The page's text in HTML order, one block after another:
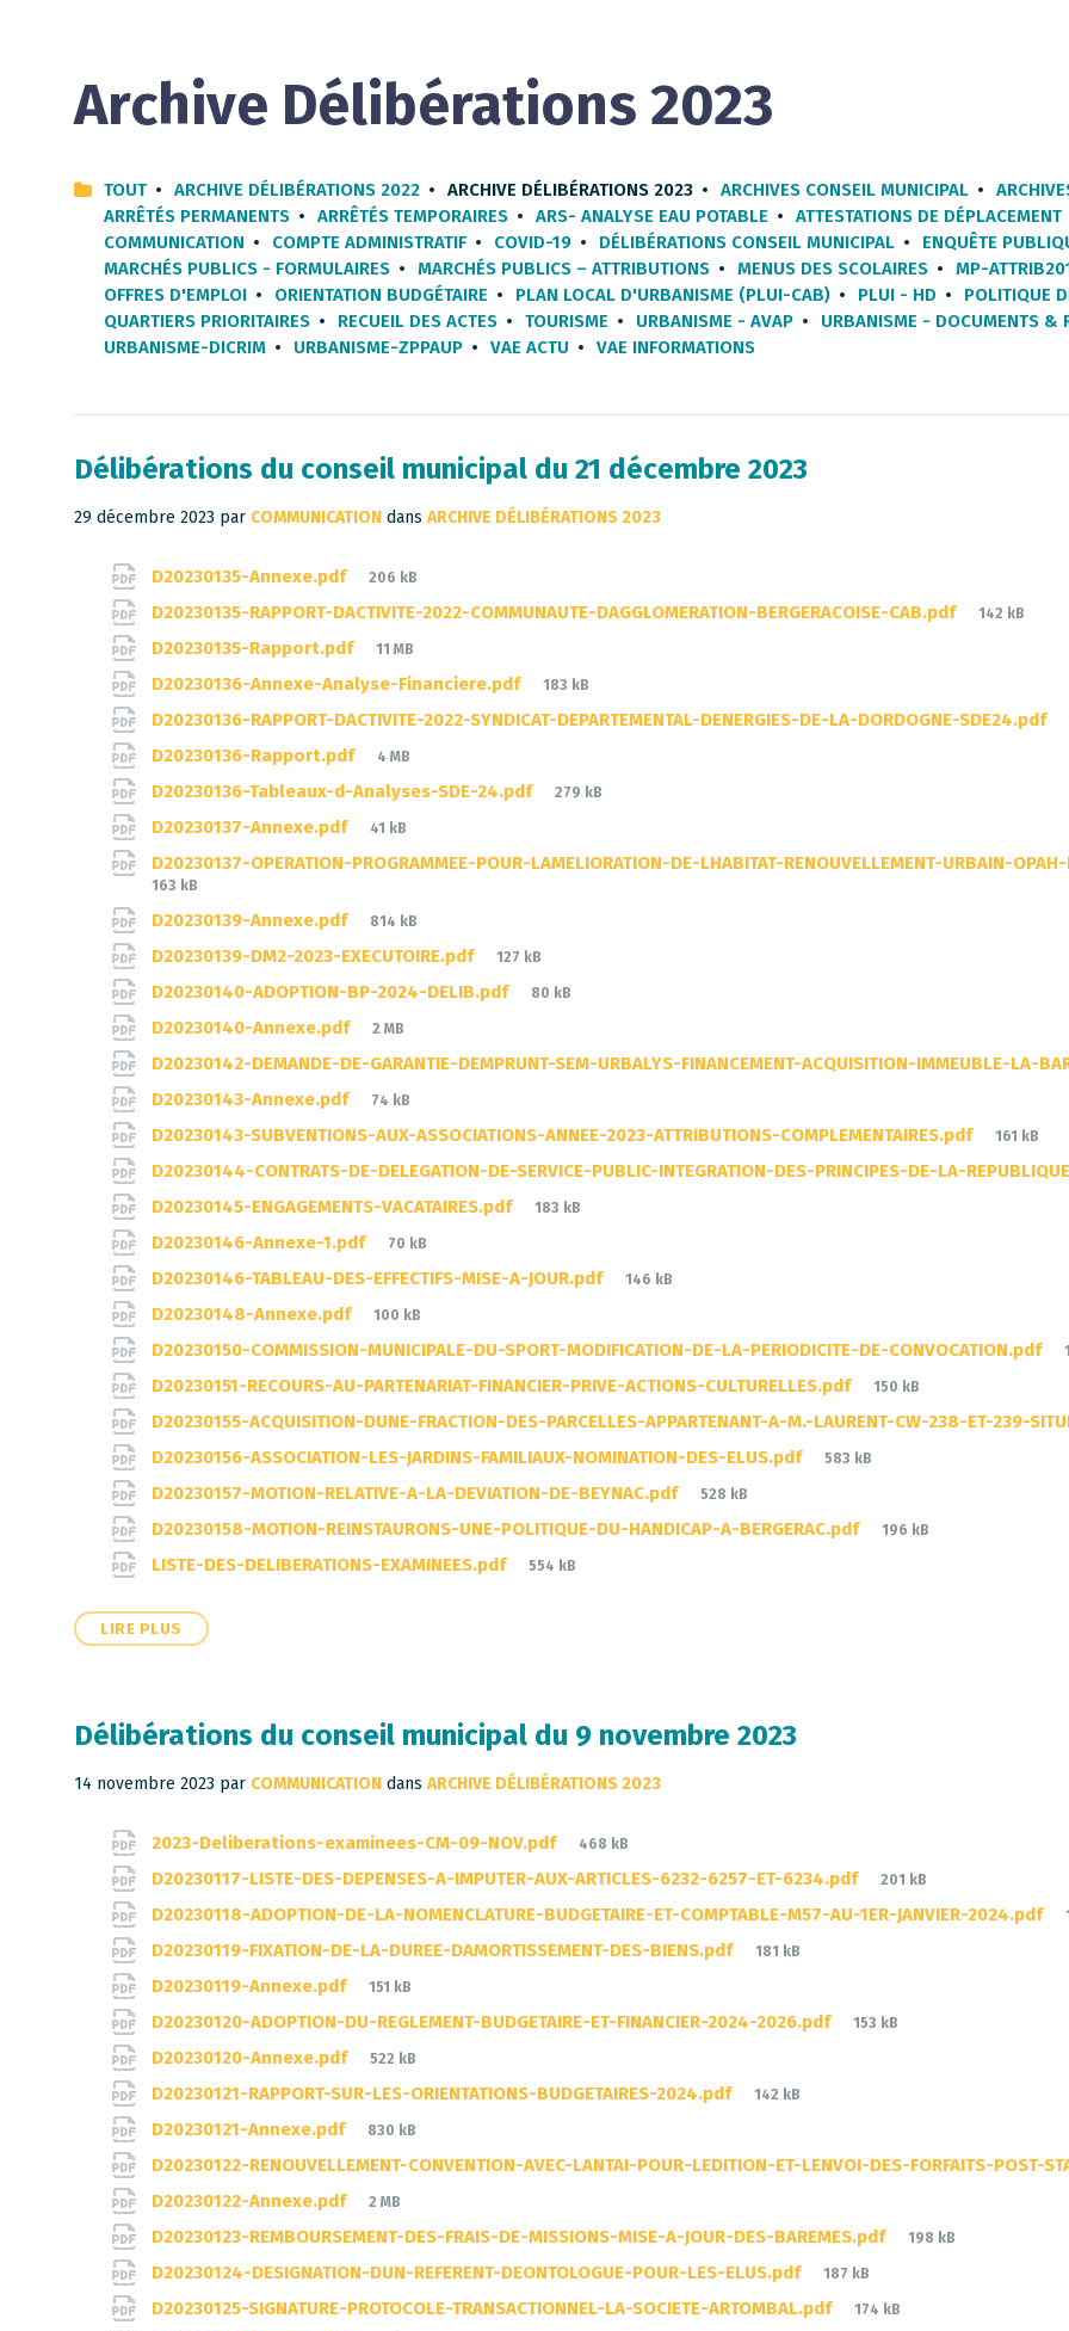
Archive Délibérations 2023
TOUT ARCHIVE DÉLIBÉRATIONS 2022 ARCHIVE DÉLIBÉRATIONS 2023 ARCHIVES CONSEIL MUNICIPAL
ARRÊTÉS PERMANENTS
ARRÊTÉS TEMPORAIRES ARS- ANALYSE EAU POTABLE ATTESTATIONS DE DÉPLACEMENT
COMMUNICATION
COMPTE ADMINISTRATIF COVID-19 DÉLIBÉRATIONS CONSEIL MUNICIPAL ENQUÊTE
MARCHÉS PUBLICS - FORMULAIRES
MARCHÉS PUBLICS – ATTRIBUTIONS MENUS DES SCOLAIRES MP-
OFFRES D'EMPLOI
ORIENTATION BUDGÉTAIRE PLAN LOCAL D'URBANISME (PLUI-CAB) PLUI - HD POLITIQUE
QUARTIERS PRIORITAIRES
RECUEIL DES ACTES TOURISME URBANISME - AVAP URBANISME - DOCUMENTS &
URBANISME-DICRIM
URBANISME-ZPPAUP VAE ACTU VAE INFORMATIONS
Délibérations du conseil municipal du 21 décembre 2023
29 décembre 2023 par COMMUNICATION dans ARCHIVE DÉLIBÉRATIONS 2023
DocumentsD20230135-Annexe.pdf
File
206 kB
D20230135-RAPPORT-DACTIVITE-2022-COMMUNAUTE-DAGGLOMERATION-BERGERACOISE-CAB.pdf
File
142 kB
D20230135-Rapport.pdf
File
11 MB
D20230136-Annexe-Analyse-Financiere.pdf
File
183 kB
D20230136-RAPPORT-DACTIVITE-2022-SYNDICAT-DEPARTEMENTAL-DENERGIES-DE-LA-DORDOGNE-SDE24.pdf
D20230136-Rapport.pdf
File
4 MB
D20230136-Tableaux-d-Analyses-SDE-24.pdf
File
279 kB
D20230137-Annexe.pdf
File
41 kB
D20230137-OPERATION-PROGRAMMEE-POUR-LAMELIORATION-DE-LHABITAT-RENOUVELLEMENT-URBAIN-
163 kB
D20230139-Annexe.pdf
File
814 kB
D20230139-DM2-2023-EXECUTOIRE.pdf
File
127 kB
D20230140-ADOPTION-BP-2024-DELIB.pdf
File
80 kB
D20230140-Annexe.pdf
File
2 MB
D20230142-DEMANDE-DE-GARANTIE-DEMPRUNT-SEM-URBALYS-FINANCEMENT-ACQUISITION-IMMEUBLE-LA-
D20230143-Annexe.pdf
File
74 kB
D20230143-SUBVENTIONS-AUX-ASSOCIATIONS-ANNEE-2023-ATTRIBUTIONS-COMPLEMENTAIRES.pdf
File
161 kB
D20230144-CONTRATS-DE-DELEGATION-DE-SERVICE-PUBLIC-INTEGRATION-DES-PRINCIPES-DE-LA-
D20230145-ENGAGEMENTS-VACATAIRES.pdf
File
183 kB
D20230146-Annexe-1.pdf
File
70 kB
D20230146-TABLEAU-DES-EFFECTIFS-MISE-A-JOUR.pdf
File
146 kB
D20230148-Annexe.pdf
File
100 kB
D20230150-COMMISSION-MUNICIPALE-DU-SPORT-MODIFICATION-DE-LA-PERIODICITE-DE-CONVOCATION.pdf
D20230151-RECOURS-AU-PARTENARIAT-FINANCIER-PRIVE-ACTIONS-CULTURELLES.pdf
File
150 kB
D20230155-ACQUISITION-DUNE-FRACTION-DES-PARCELLES-APPARTENANT-A-M.-LAURENT-CW-238-ET-239-
D20230156-ASSOCIATION-LES-JARDINS-FAMILIAUX-NOMINATION-DES-ELUS.pdf
File
583 kB
D20230157-MOTION-RELATIVE-A-LA-DEVIATION-DE-BEYNAC.pdf
File
528 kB
D20230158-MOTION-REINSTAURONS-UNE-POLITIQUE-DU-HANDICAP-A-BERGERAC.pdf
File
196 kB
LISTE-DES-DELIBERATIONS-EXAMINEES.pdf
File
554 kB
LIRE PLUS
Délibérations du conseil municipal du 9 novembre 2023
14 novembre 2023 par COMMUNICATION dans ARCHIVE DÉLIBÉRATIONS 2023
Documents2023-Deliberations-examinees-CM-09-NOV.pdf
File
468 kB
D20230117-LISTE-DES-DEPENSES-A-IMPUTER-AUX-ARTICLES-6232-6257-ET-6234.pdf
File
201 kB
D20230118-ADOPTION-DE-LA-NOMENCLATURE-BUDGETAIRE-ET-COMPTABLE-M57-AU-1ER-JANVIER-2024.pdf
D20230119-FIXATION-DE-LA-DUREE-DAMORTISSEMENT-DES-BIENS.pdf
File
181 kB
D20230119-Annexe.pdf
File
151 kB
D20230120-ADOPTION-DU-REGLEMENT-BUDGETAIRE-ET-FINANCIER-2024-2026.pdf
File
153 kB
D20230120-Annexe.pdf
File
522 kB
D20230121-RAPPORT-SUR-LES-ORIENTATIONS-BUDGETAIRES-2024.pdf
File
142 kB
D20230121-Annexe.pdf
File
830 kB
D20230122-RENOUVELLEMENT-CONVENTION-AVEC-LANTAI-POUR-LEDITION-ET-LENVOI-DES-FORFAITS-POST-
D20230122-Annexe.pdf
File
2 MB
D20230123-REMBOURSEMENT-DES-FRAIS-DE-MISSIONS-MISE-A-JOUR-DES-BAREMES.pdf
File
198 kB
D20230124-DESIGNATION-DUN-REFERENT-DEONTOLOGUE-POUR-LES-ELUS.pdf
File
187 kB
D20230125-SIGNATURE-PROTOCOLE-TRANSACTIONNEL-LA-SOCIETE-ARTOMBAL.pdf
File
174 kB